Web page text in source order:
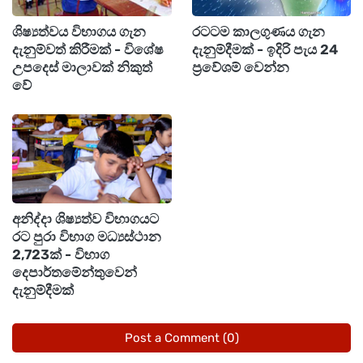
2025(2026) වසරේ හෝ පසුගිය වසර 3ක් ඇතුළත
O/L විභාගයට පෙනී සිටි ඕනෑම සිසුවෙකුට/
සිසුවියකට මේ සඳහා අයදුම් කරන්න පුළුවන්.
මෙතන තියෙන ලොකුම වාසිය තමයි, මේ විෂය
ධාරාවට ඇතුළත් වෙන්න O/L රිසල්ට්ස් බලන්නේ
නැහැ...
මේක නිකන්ම නිකන් ඒ ලෙවල් කරනවා වගේ
වැඩක් නෙවෙයි. 12 සහ 13 ශ්‍රේණිවල පාසල්
අධ්‍යාපනය ලබන අතරතුරම, දේශීය වගේම විදේශීය
රටවලත් ඉහළම පිළිගැනීමක් තියෙන NVQ Level 4
අවස්ථාව ලැබෙනවා.
ශිෂ්‍යත්වය විභාගය ගැන
දැනුම්වත් කිරීමක් - විශේෂ
උපදෙස් මාලාවක් නිකුත්
වේ
රටටම කාලගුණය ගැන
දැනුම්දීමක් - ඉදිරි පැය 24
ප්‍රවේශම් වෙන්න
අනිද්දා ශිෂ්‍යත්ව විභාගයට
රට පුරා විභාග මධ්‍යස්ථාන
2,723ක් - විභාග
දෙපාර්තමේන්තුවෙන්
දැනුම්දීමක්
Post a Comment (0)